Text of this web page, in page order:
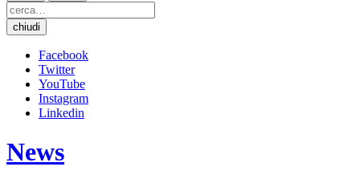
chiudi
Facebook
Twitter
YouTube
Instagram
Linkedin
News